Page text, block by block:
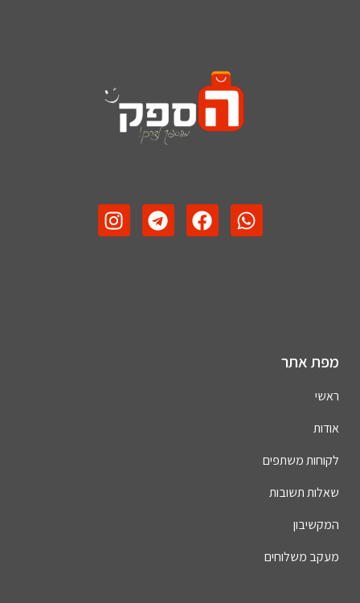
מפת אתר
ראשי
אודות
לקוחות משתפים
שאלות תשובות
המקשיבון
מעקב משלוחים